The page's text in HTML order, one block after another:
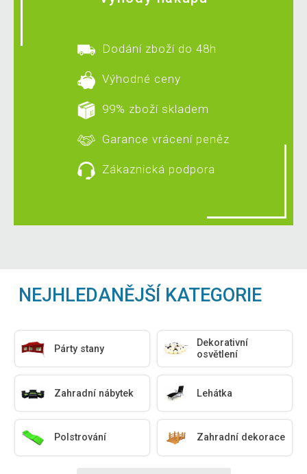
Dodání zboží do 48h
Výhodné ceny
99% zboží skladem
Garance vrácení peněz
Zákaznická podpora
NEJHLEDANĚJŠÍ KATEGORIE
Párty stany
Dekorativní
osvětlení
Zahradní nábytek Lehátka
Polstrování Zahradní dekorace